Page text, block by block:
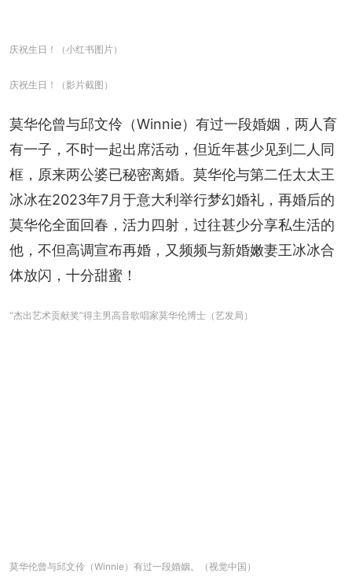
庆祝生日！（小红书图片）
庆祝生日！（影片截图）
莫华伦曾与邱文伶（Winnie）有过一段婚姻，两人育
有一子，不时一起出席活动，但近年甚少见到二人同
框，原来两公婆已秘密离婚。莫华伦与第二任太太王
冰冰在2023年7月于意大利举行梦幻婚礼，再婚后的
莫华伦全面回春，活力四射，过往甚少分享私生活的
他，不但高调宣布再婚，又频频与新婚嫩妻王冰冰合
体放闪，十分甜蜜！
“杰出艺术贡献奖”得主男高音歌唱家莫华伦博士（艺发局）
莫华伦曾与邱文伶（Winnie）有过一段婚姻。（视觉中国）